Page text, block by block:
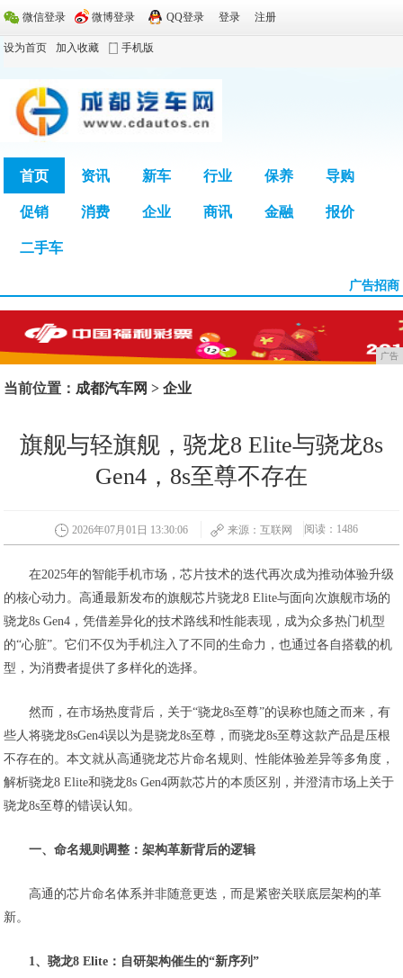
微信登录 微博登录 QQ登录 登录 注册
设为首页 加入收藏 手机版
首页 资讯 新车 行业 保养 导购
促销 消费 企业 商讯 金融 报价
二手车
广告招商
广告
当前位置： 成都汽车网 >企业
旗舰与轻旗舰，骁龙8 Elite与骁龙8s
Gen4，8s至尊不存在
2026年07月01日 13:30:06 来源：互联网 阅读：1486
在2025年的智能手机市场，芯片技术的迭代再次成为推动体验升级
的核心动力。高通最新发布的旗舰芯片骁龙8 Elite与面向次旗舰市场的
骁龙8s Gen4，凭借差异化的技术路线和性能表现，成为众多热门机型
的“心脏”。它们不仅为手机注入了不同的生命力，也通过各自搭载的机
型，为消费者提供了多样化的选择。
然而，在市场热度背后，关于“骁龙8s至尊”的误称也随之而来，有
些人将骁龙8sGen4误以为是骁龙8s至尊，而骁龙8s至尊这款产品是压根
不存在的。本文就从高通骁龙芯片命名规则、性能体验差异等多角度，
解析骁龙8 Elite和骁龙8s Gen4两款芯片的本质区别，并澄清市场上关于
骁龙8s至尊的错误认知。
一、命名规则调整：架构革新背后的逻辑
高通的芯片命名体系并非随意更迭，而是紧密关联底层架构的革
新。
1、骁龙8 Elite：自研架构催生的“新序列”